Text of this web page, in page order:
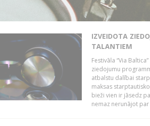
IZVEIDOTA
TALANTIEM
Festivāla “Via
ziedojumu
atbalstu dalībai
maksas
bieži vien ir jāsedz
nemaz nerunājot